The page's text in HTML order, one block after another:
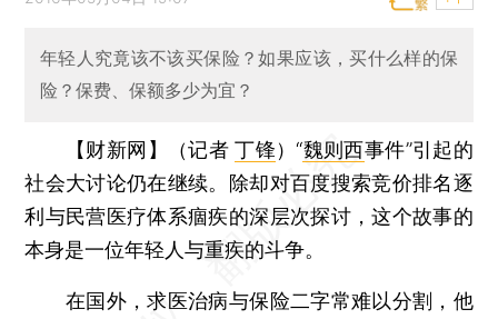
年轻人究竟该不该买保险？如果应该，买什么样的保
险？保费、保额多少为宜？
【财新网】（记者丁锋）“魏则西事件”引起的
社会大讨论仍在继续。除却对百度搜索竞价排名逐
利与民营医疗体系痼疾的深层次探讨，这个故事的
本身是一位年轻人与重疾的斗争。
在国外，求医治病与保险二字常难以分割，他